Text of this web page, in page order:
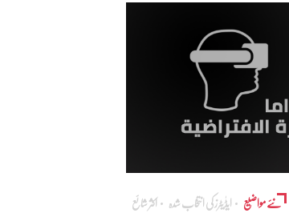
نئے مواضیع ایڈٰیٹرز کی انتخاب شدہ اکثر شائع